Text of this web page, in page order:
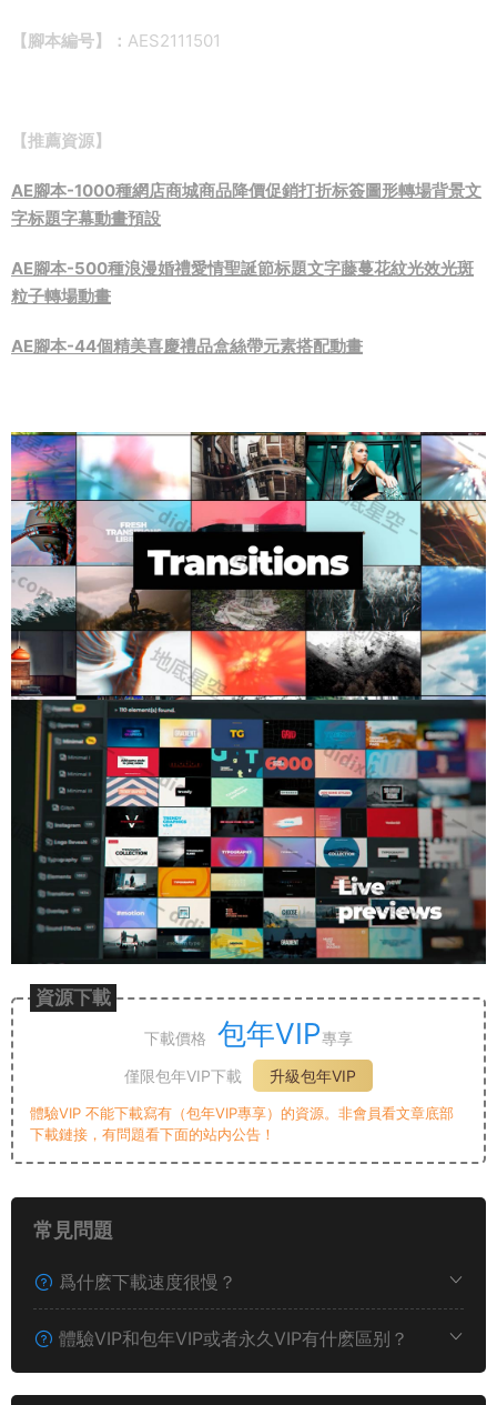
【腳本編号】： AES2111501
【推薦資源】
AE腳本-1000種網店商城商品降價促銷打折标簽圖形轉場背景文
字标題字幕動畫預設
AE腳本-500種浪漫婚禮愛情聖誕節标題文字藤蔓花紋光效光斑
粒子轉場動畫
AE腳本-44個精美喜慶禮品盒絲帶元素搭配動畫
資源下載
下載價格 包年VIP專享
僅限包年VIP下載
升級包年VIP
體驗VIP 不能下載寫有（包年VIP專享）的資源。非會員看文章底部
下載鏈接，有問題看下面的站内公告！
常見問題
爲什麽下載速度很慢？
體驗VIP和包年VIP或者永久VIP有什麽區别？